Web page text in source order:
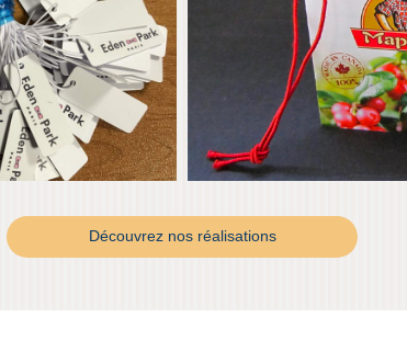
Découvrez nos réalisations